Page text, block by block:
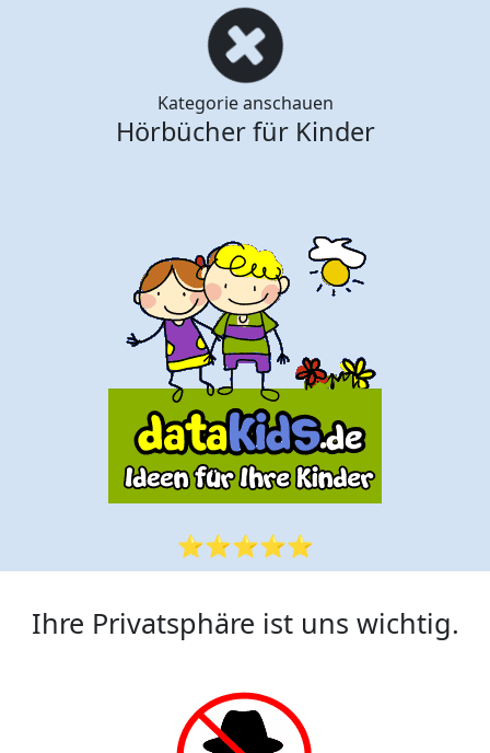
Kategorie anschauen
Hörbücher für Kinder
⭐⭐⭐⭐⭐
Ihre Privatsphäre ist uns wichtig.